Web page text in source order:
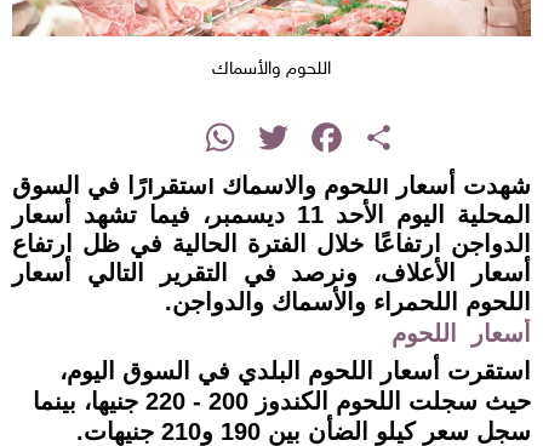
اللحوم والأسماك
Share
Facebook
Twitter
WhatsApp
شهدت أسعار اللحوم والأسماك استقرارًا في السوق
المحلية اليوم الأحد 11 ديسمبر، فيما تشهد أسعار
الدواجن ارتفاعًا خلال الفترة الحالية في ظل ارتفاع
أسعار الأعلاف، ونرصد في التقرير التالي أسعار
اللحوم اللحمراء والأسماك والدواجن.
أسعار اللحوم
استقرت أسعار اللحوم البلدي في السوق اليوم،
حيث سجلت اللحوم الكندوز 200 - 220 جنيها، بينما
سجل سعر كيلو الضأن بين 190 و210 جنيهات.